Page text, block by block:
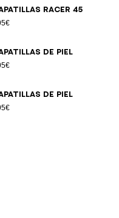
Racer 45
de piel
de piel